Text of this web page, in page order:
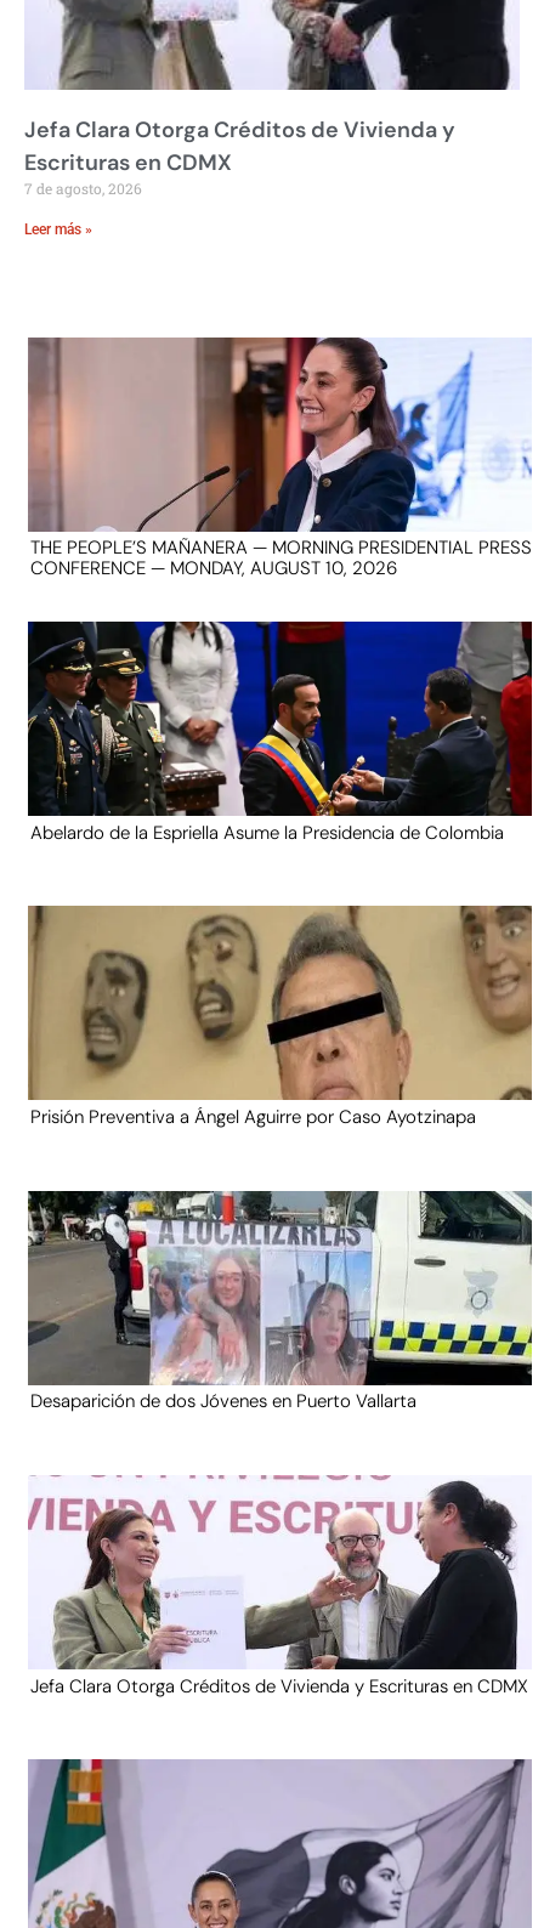
Jefa Clara Otorga Créditos de Vivienda y
Escrituras en CDMX
7 de agosto, 2026
Leer más »
THE PEOPLE’S MAÑANERA — MORNING PRESIDENTIAL PRESS
CONFERENCE — MONDAY, AUGUST 10, 2026
Abelardo de la Espriella Asume la Presidencia de Colombia
Prisión Preventiva a Ángel Aguirre por Caso Ayotzinapa
Desaparición de dos Jóvenes en Puerto Vallarta
Jefa Clara Otorga Créditos de Vivienda y Escrituras en CDMX